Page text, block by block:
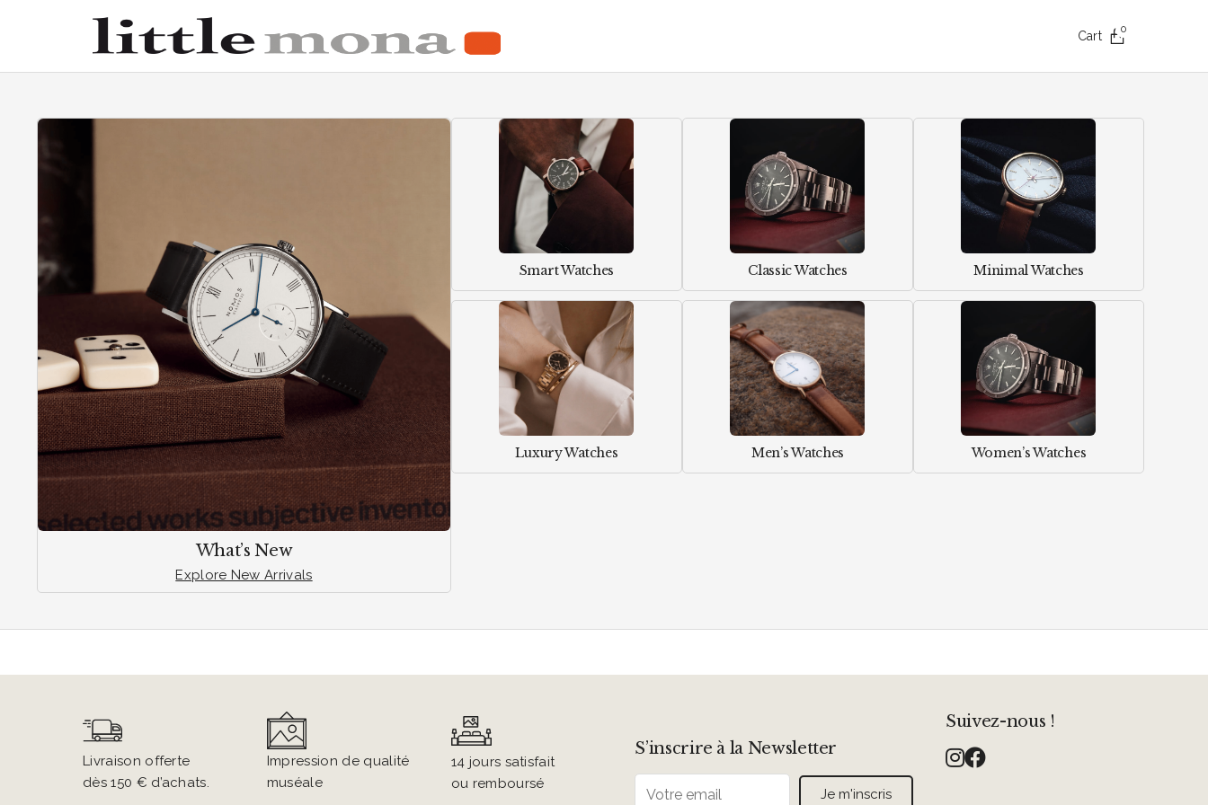
Cart 0
What’s New
Explore New Arrivals
Smart Watches Classic Watches Minimal Watches
Luxury Watches Men’s Watches Women’s Watches
Livraison offerte
dès 150 € d’achats.
Impression de qualité
muséale
14 jours satisfait
ou remboursé
S’inscrire à la Newsletter
Suivez-nous !